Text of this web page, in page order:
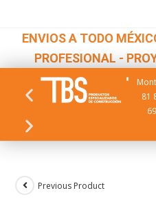
ENVIOS A TODO
PROFESIONAL -
81
Previous Product